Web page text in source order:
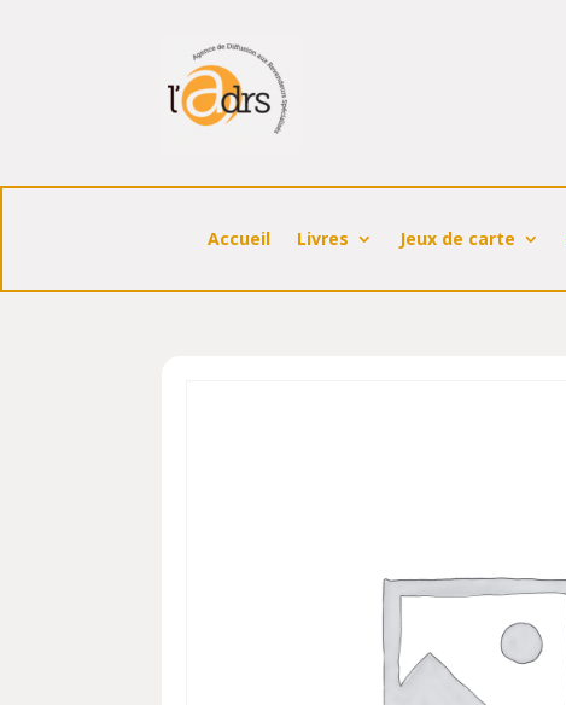
Accueil Livres Jeux de carte